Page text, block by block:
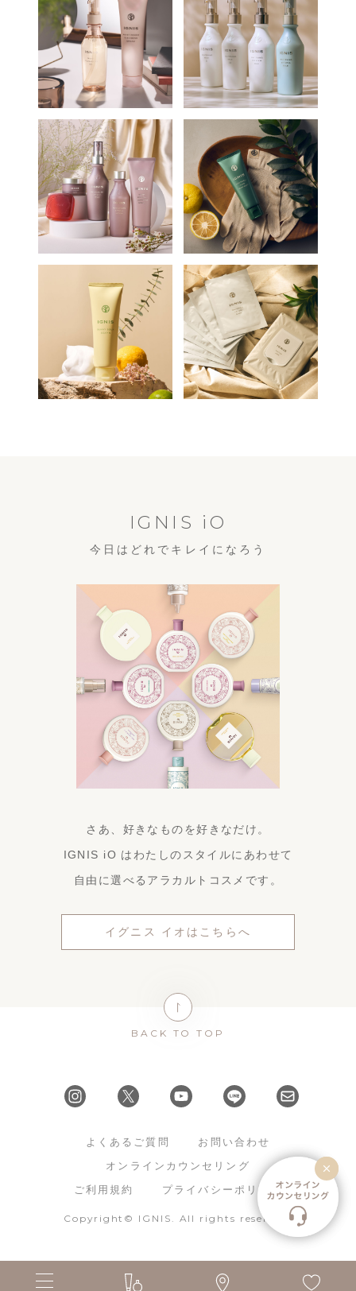
IGNIS iO
今日はどれでキレイになろう
さあ、好きなものを好きなだけ。
IGNIS iO はわたしのスタイルにあわせて
自由に選べるアラカルトコスメです。
イグニス イオはこちらへ
BACK TO TOP
よくあるご質問 お問い合わせ
オンラインカウンセリング
ご利用規約 プライバシーポリシー
Copyright© IGNIS. All rights reserved.